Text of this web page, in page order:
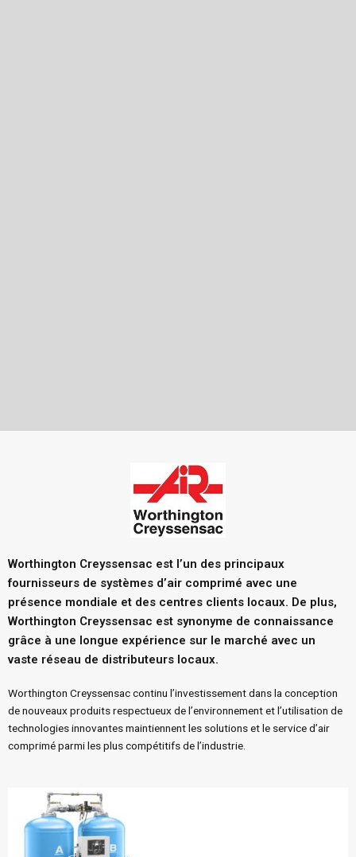
Worthington Creyssensac est l’un des principaux
fournisseurs de systèmes d’air comprimé avec une
présence mondiale et des centres clients locaux. De plus,
Worthington Creyssensac est synonyme de connaissance
grâce à une longue expérience sur le marché avec un
vaste réseau de distributeurs locaux.
Worthington Creyssensaccontinu l’investissementdans la conception
de nouveaux produits respectueux de l’environnement et l’utilisation de
technologies innovantes maintiennent les solutions et le service d’air
comprimé parmi les plus compétitifs de l’industrie.